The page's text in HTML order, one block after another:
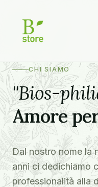
CHI SIAMO
"Bios-
Amore
Dal nostro nome la
anni ci dedichiamo
professionalità alla